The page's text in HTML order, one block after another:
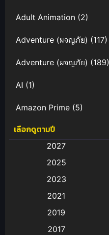
Adult Animation (2)
Adventure (ผจญภัย) (117)
Adventure (ผจญภัย) (189)
AI (1)
Amazon Prime (5)
Anal (ประตูหลัง)
Animation การ์ตูน
Animation อนิเมะ
เลือกดูตามปี
2027
2025
2023
2021
2019
2017